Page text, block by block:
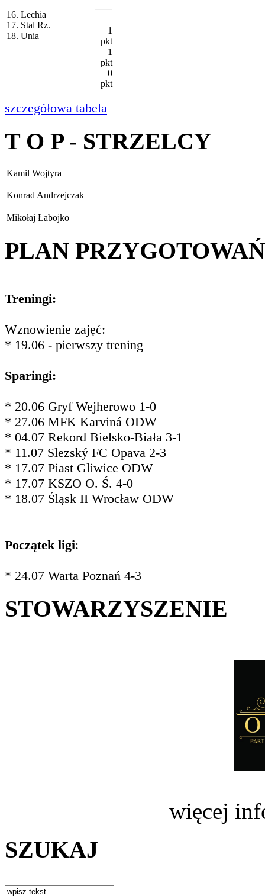
16. Lechia
17. Stal Rz.
18. Unia
1
pkt
1
pkt
0
pkt
szczegółowa tabela
T O P - STRZELCY
Kamil Wojtyra
Konrad Andrzejczak
Mikołaj Łabojko
PLAN PRZYGOTOWAŃ
Treningi:
Wznowienie zajęć:
* 19.06 - pierwszy trening
Sparingi:
* 20.06 Gryf Wejherowo 1-0
* 27.06 MFK Karviná ODW
* 04.07 Rekord Bielsko-Biała 3-1
* 11.07 Slezský FC Opava 2-3
* 17.07 Piast Gliwice ODW
* 17.07 KSZO O. Ś. 4-0
* 18.07 Śląsk II Wrocław ODW
Początek ligi:
* 24.07 Warta Poznań 4-3
STOWARZYSZENIE
więcej
SZUKAJ